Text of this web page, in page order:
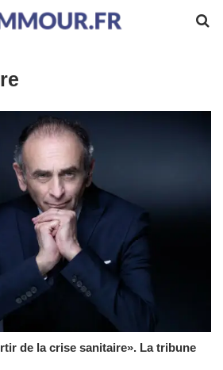
de la crise sanitaire». La tribune